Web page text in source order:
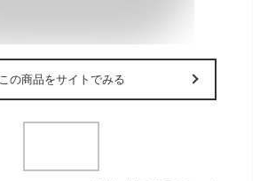
この商品をサイトでみる